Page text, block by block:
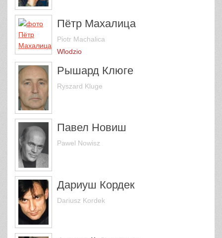
Пётр Махалица
Piotr Machalica
Wlodzio
Рышард Клюге
Ryszard Kluge
Павел Новиш
Pawel Nowisz
Дариуш Кордек
Dariusz Kordek